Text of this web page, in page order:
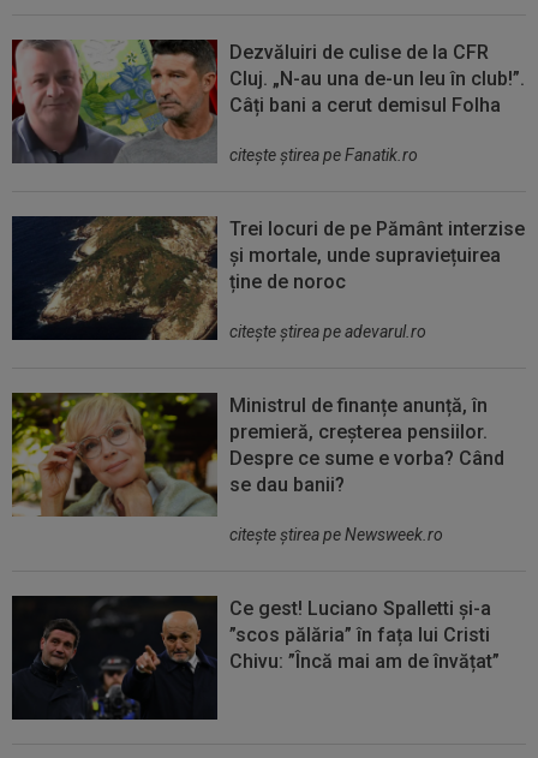
Dezvăluiri de culise de la CFR
Cluj. „N-au una de-un leu în club!”.
Câți bani a cerut demisul Folha
citeşte ştirea pe Fanatik.ro
Trei locuri de pe Pământ interzise
și mortale, unde supraviețuirea
ține de noroc
citeşte ştirea pe adevarul.ro
Ministrul de finanțe anunță, în
premieră, creșterea pensiilor.
Despre ce sume e vorba? Când
se dau banii?
citeşte ştirea pe Newsweek.ro
Ce gest! Luciano Spalletti și-a
”scos pălăria” în fața lui Cristi
Chivu: ”Încă mai am de învățat”